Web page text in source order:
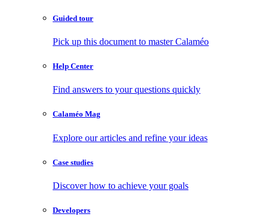
Guided tour
Pick up this document to master Calaméo
Help Center
Find answers to your questions quickly
Calaméo Mag
Explore our articles and refine your ideas
Case studies
Discover how to achieve your goals
Developers